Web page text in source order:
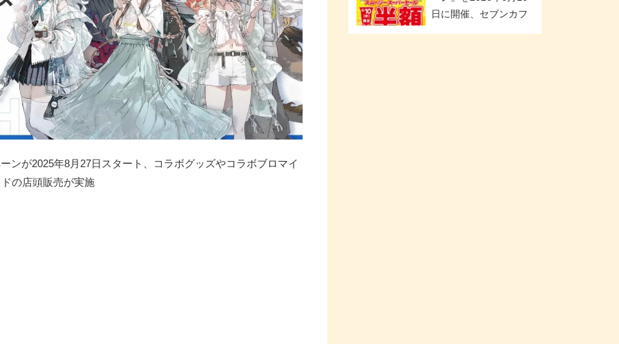
ンが2025年8月27日スタート、コラボグッズやコラボブロマイ
ドの店頭販売が実施
品。TVerでの見逃し配
日に開催、セブンカフ